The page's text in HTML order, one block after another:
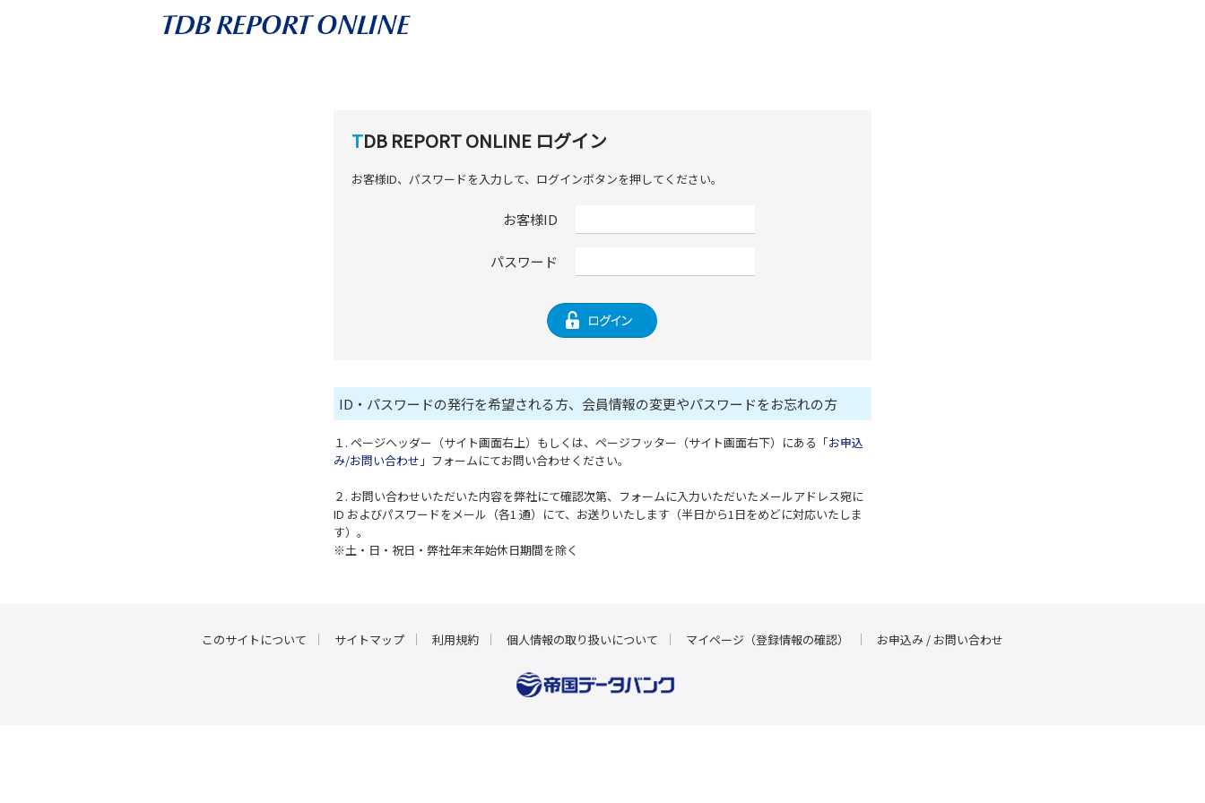
TDB REPORT ONLINE ログイン
お客様ID、パスワードを入力して、ログインボタンを押してください。
お客様ID
パスワード
ID・パスワードの発行を希望される方、会員情報の変更やパスワードをお忘れの方
１. ページヘッダー（サイト画面右上）もしくは、ページフッター（サイト画面右下）にある「お申込
み/お問い合わせ 」フォームにてお問い合わせください。
２. お問い合わせいただいた内容を弊社にて確認次第、フォームに入力いただいたメールアドレス宛に
ID およびパスワードをメール（各1 通）にて、お送りいたします（半日から1日をめどに対応いたしま
す）。
※土・日・祝日・弊社年末年始休日期間を除く
このサイトについて サイトマップ 利用規約 個人情報の取り扱いについて マイページ（登録情報の確認） お申込み / お問い合わせ